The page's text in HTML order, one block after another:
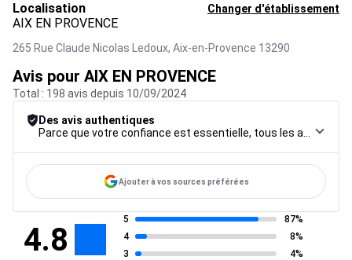
Localisation Changer d'établissement
AIX EN PROVENCE
265 Rue Claude Nicolas Ledoux, Aix-en-Provence 13290
Avis pour AIX EN PROVENCE
Total : 198 avis depuis 10/09/2024
Des avis authentiques
Ajouter à vos sources préférées
4.8
5
87%
4
8%
3
4%